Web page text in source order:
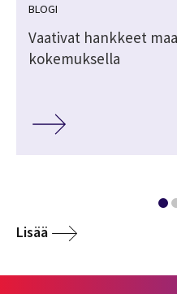
BLOGI
Vaativat hankkeet
kokemuksella
Lisää